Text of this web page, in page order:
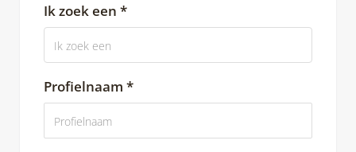
Ik zoek een *
Profielnaam *